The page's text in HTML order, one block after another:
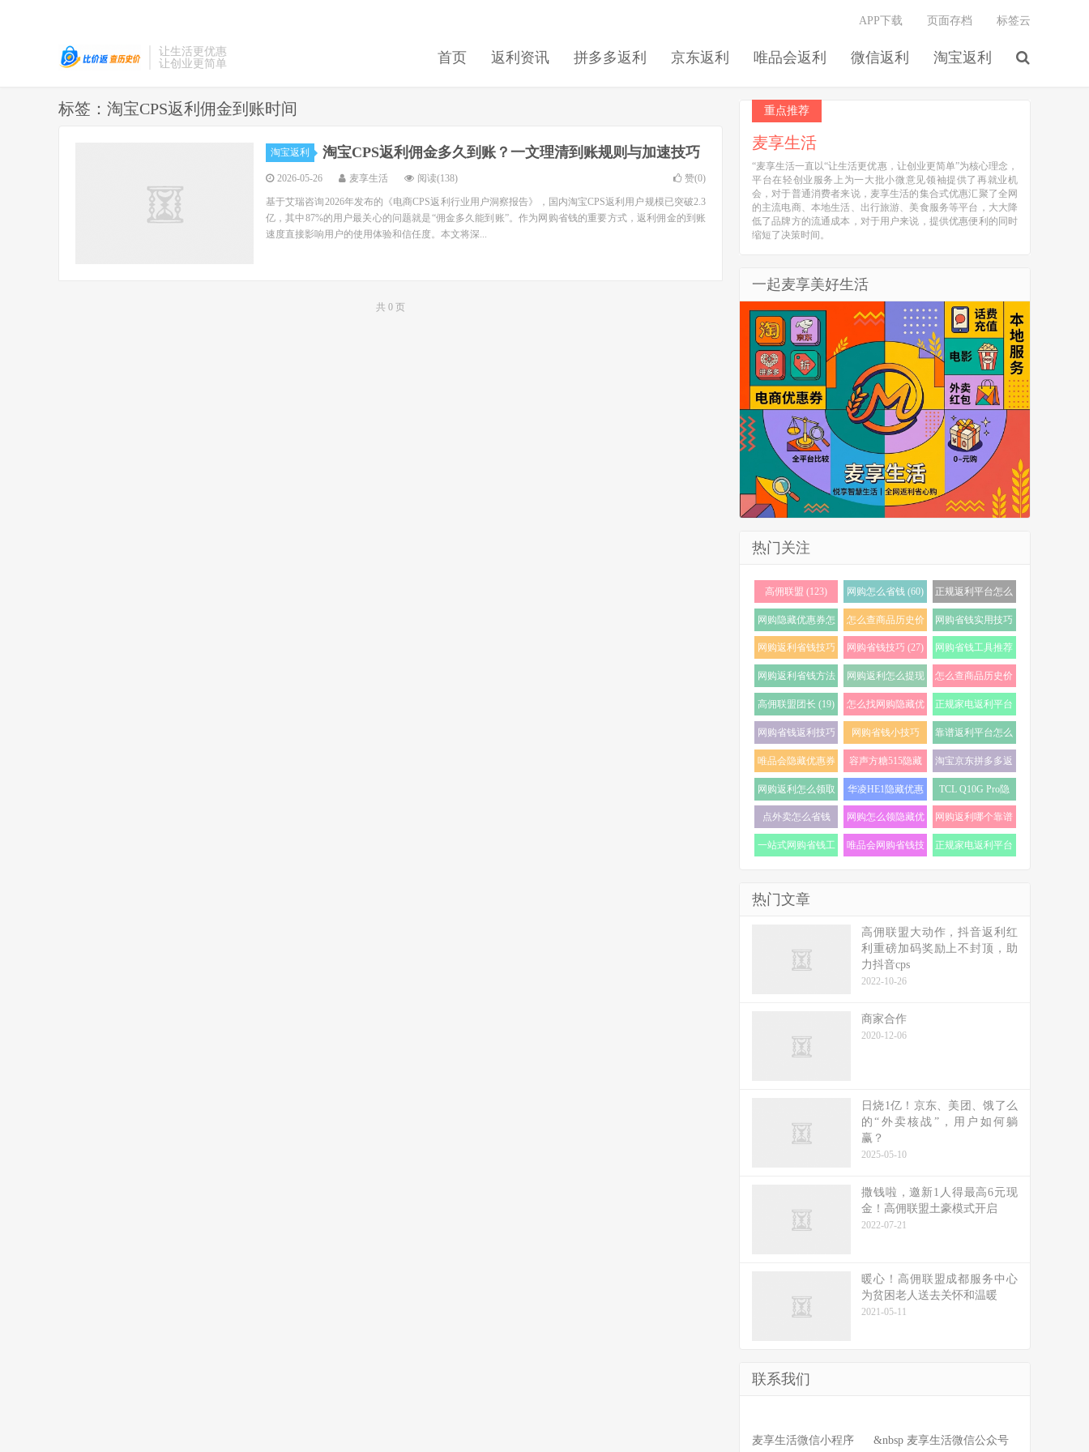
让生活更优惠
让创业更简单
首页 返利资讯 拼多多返利 京东返利 唯品会返利 微信返利 淘宝返利
APP下载 页面存档 标签云
标签：淘宝CPS返利佣金到账时间
淘宝返利 淘宝CPS返利佣金多久到账？一文理清到账规则与加速技巧
2026-05-26 麦享生活 阅读(138) 赞(0)
基于艾瑞咨询2026年发布的《电商CPS返利行业用户洞察报告》，国内淘宝CPS返利用户规模已突破2.3
亿，其中87%的用户最关心的问题就是“佣金多久能到账”。作为网购省钱的重要方式，返利佣金的到账
速度直接影响用户的使用体验和信任度。本文将深...
共 0 页
重点推荐
麦享生活
“麦享生活一直以“让生活更优惠，让创业更简单”为核心理念，
平台在轻创业服务上为一大批小微意见领袖提供了再就业机
会，对于普通消费者来说，麦享生活的集合式优惠汇聚了全网
的主流电商、本地生活、出行旅游、美食服务等平台，大大降
低了品牌方的流通成本，对于用户来说，提供优惠便利的同时
缩短了决策时间。
一起麦享美好生活
热门关注
高佣联盟 (123) 网购怎么省钱 (60)
正规返利平台怎么
选 (56)
网购隐藏优惠券怎
么找 (38)
怎么查商品历史价
格 (35)
网购省钱实用技巧
(32)
网购返利省钱技巧
(32)
网购省钱技巧 (27)
网购省钱工具推荐
(23)
网购返利省钱方法
(22)
网购返利怎么提现
(21)
怎么查商品历史价
格走势 (20)
高佣联盟团长 (19)
怎么找网购隐藏优
惠券 (19)
正规家电返利平台
怎么选 (18)
网购省钱返利技巧
(18)
网购省钱小技巧
(18)
靠谱返利平台怎么
选 (17)
唯品会隐藏优惠券
怎么找 (17)
容声方糖515隐藏
优惠券 (16)
淘宝京东拼多多返
利 (16)
网购返利怎么领取
(16)
华凌HE1隐藏优惠
券 (16)
TCL Q10G Pro隐
藏优惠券 (16)
点外卖怎么省钱
(16)
网购怎么领隐藏优
惠券 (16)
网购返利哪个靠谱
(15)
一站式网购省钱工
唯品会网购省钱技
正规家电返利平台
热门文章
高佣联盟大动作，抖音返利红
利重磅加码奖励上不封顶，助
力抖音cps
2022-10-26
商家合作
2020-12-06
日烧1亿！京东、美团、饿了么
的“外卖核战”，用户如何躺
赢？
2025-05-10
撒钱啦，邀新1人得最高6元现
金！高佣联盟土豪模式开启
2022-07-21
暖心！高佣联盟成都服务中心
为贫困老人送去关怀和温暖
2021-05-11
联系我们
麦享生活微信小程序 &nbsp 麦享生活微信公众号